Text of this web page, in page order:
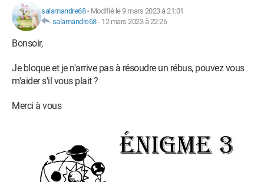
salamandre68- Modifié le 9 mars 2023 à 21:01
salamandre68- 12 mars 2023 à 22:26
Bonsoir,
Je bloque et je n'arrive pas à résoudre un rébus, pouvez vous
m'aider s'il vous plait ?
Merci à vous